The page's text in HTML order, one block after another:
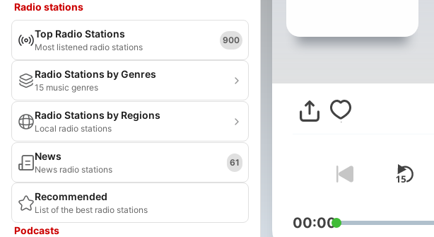
Radio stations
Top Radio Stations
Most listened radio stations
900
Radio Stations by Genres
15 music genres
Radio Stations by Regions
Local radio stations
News
News radio stations
61
Recommended
List of the best radio stations
Podcasts 00:00